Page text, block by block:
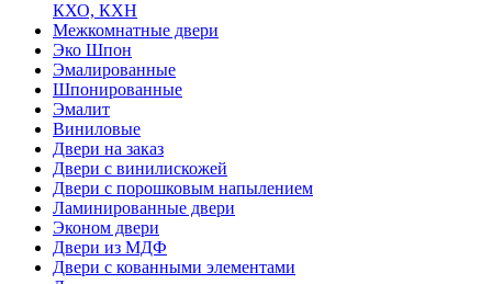
КХО, КХН
Межкомнатные двери
Эко Шпон
Эмалированные
Шпонированные
Эмалит
Виниловые
Двери на заказ
Двери с винилискожей
Двери с порошковым напылением
Ламинированные двери
Эконом двери
Двери из МДФ
Двери с кованными элементами